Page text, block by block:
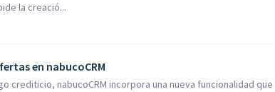
la creació...
en nabucoCRM
crediticio, nabucoCRM incorpora una nueva funcionalidad que